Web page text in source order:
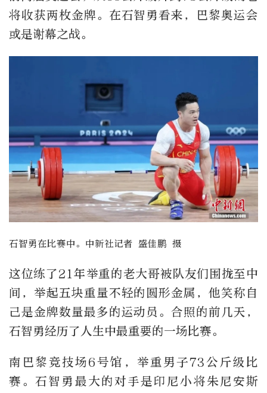
将收获两枚金牌。在石智勇看来，巴黎奥运会
或是谢幕之战。
石智勇在比赛中。中新社记者 盛佳鹏 摄
这位练了21年举重的老大哥被队友们围拢至中
间，举起五块重量不轻的圆形金属，他笑称自
己是金牌数量最多的运动员。合照的前几天，
石智勇经历了人生中最重要的一场比赛。
南巴黎竞技场6号馆，举重男子73公斤级比
赛。石智勇最大的对手是印尼小将朱尼安斯